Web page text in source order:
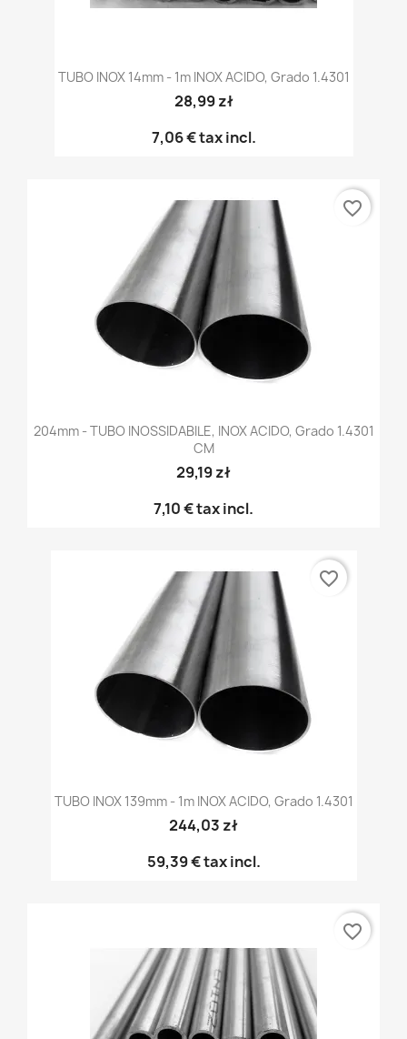
TUBO INOX 14mm - 1m INOX ACIDO, Grado 1.4301
28,99 zł
7,06 €tax incl.
204mm - TUBO INOSSIDABILE, INOX ACIDO, Grado 1.4301
CM
29,19 zł
7,10 €tax incl.
favorite_border
TUBO INOX 139mm - 1m INOX ACIDO, Grado 1.4301
244,03 zł
59,39 €tax incl.
favorite_border
favorite_border